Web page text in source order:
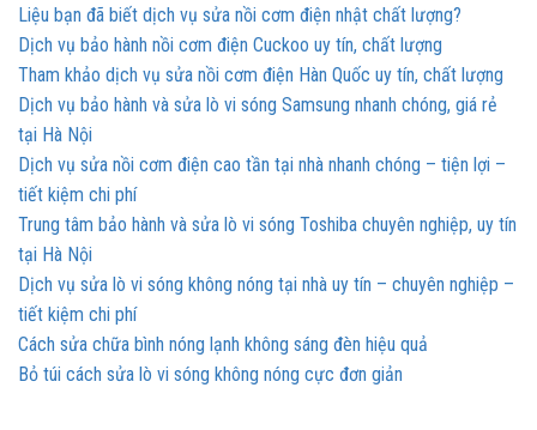
Liệu bạn đã biết dịch vụ sửa nồi cơm điện nhật chất lượng?
Dịch vụ bảo hành nồi cơm điện Cuckoo uy tín, chất lượng
Tham khảo dịch vụ sửa nồi cơm điện Hàn Quốc uy tín, chất lượng
Dịch vụ bảo hành và sửa lò vi sóng Samsung nhanh chóng, giá rẻ
tại Hà Nội
Dịch vụ sửa nồi cơm điện cao tần tại nhà nhanh chóng – tiện lợi –
tiết kiệm chi phí
Trung tâm bảo hành và sửa lò vi sóng Toshiba chuyên nghiệp, uy tín
tại Hà Nội
Dịch vụ sửa lò vi sóng không nóng tại nhà uy tín – chuyên nghiệp –
tiết kiệm chi phí
Cách sửa chữa bình nóng lạnh không sáng đèn hiệu quả
Bỏ túi cách sửa lò vi sóng không nóng cực đơn giản